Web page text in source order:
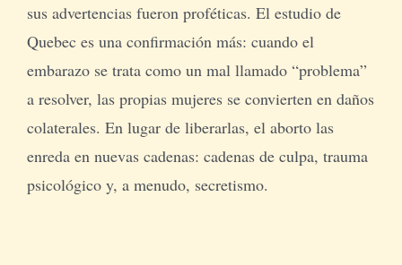
sus advertencias fueron proféticas. El estudio de
Quebec es una confirmación más: cuando el
embarazo se trata como un mal llamado “problema”
a resolver, las propias mujeres se convierten en daños
colaterales. En lugar de liberarlas, el aborto las
enreda en nuevas cadenas: cadenas de culpa, trauma
psicológico y, a menudo, secretismo.